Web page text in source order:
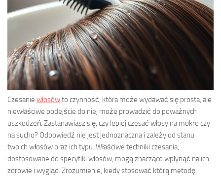
Czesanie włosówto czynność, która może wydawać się prosta, ale
niewłaściwe podejście do niej może prowadzić do poważnych
uszkodzeń. Zastanawiasz się, czy lepiej czesać włosy na mokro czy
na sucho? Odpowiedź nie jest jednoznaczna i zależy od stanu
twoich włosów oraz ich typu. Właściwe techniki czesania,
dostosowane do specyfiki włosów, mogą znacząco wpłynąć na ich
zdrowie i wygląd. Zrozumienie, kiedy stosować którą metodę,